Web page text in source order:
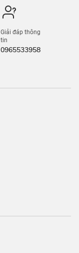
Giải đáp thông
tin
0965533958